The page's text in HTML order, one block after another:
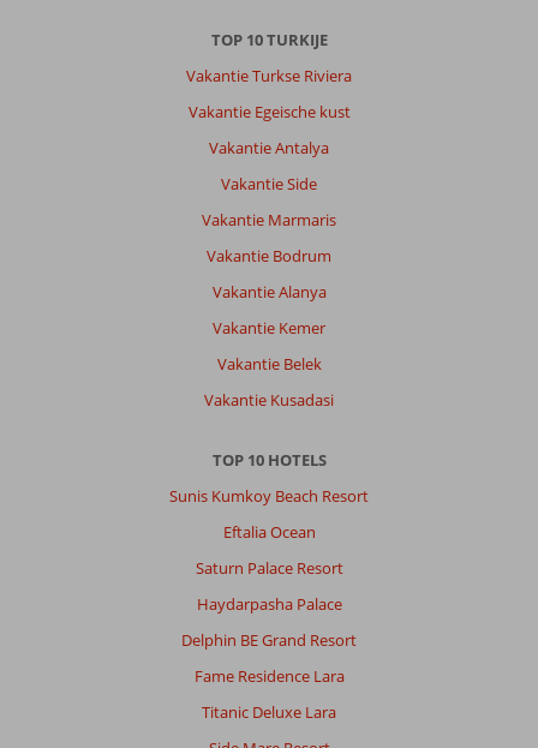
TOP 10 TURKIJE
Vakantie Turkse Riviera
Vakantie Egeische kust
Vakantie Antalya
Vakantie Side
Vakantie Marmaris
Vakantie Bodrum
Vakantie Alanya
Vakantie Kemer
Vakantie Belek
Vakantie Kusadasi
TOP 10 HOTELS
Sunis Kumkoy Beach Resort
Eftalia Ocean
Saturn Palace Resort
Haydarpasha Palace
Delphin BE Grand Resort
Fame Residence Lara
Titanic Deluxe Lara